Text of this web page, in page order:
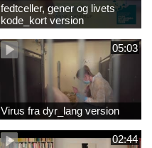
fedtceller, gener og livets
kode_kort version
05:03
Virus fra dyr_lang version
02:44